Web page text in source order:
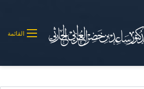
القائمة